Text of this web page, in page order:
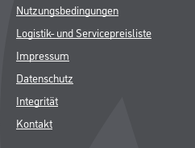
Nutzungsbedingungen
Logistik- und Servicepreisliste
Impressum
Datenschutz
Integrität
Kontakt